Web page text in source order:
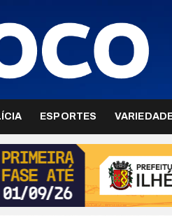
ESPORTES